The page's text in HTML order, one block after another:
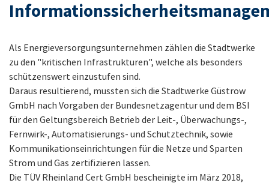
Als Energieversorgungsunternehmen zählen die Stadtwerke
zu den "kritischen Infrastrukturen", ‬welche als besonders
schützenswert‭ ‬einzustufen sind‭. ‬
Daraus resultierend‭, ‬mussten sich die Stadtwerke Güstrow
GmbH nach Vorgaben der Bundesnetzagentur und dem BSI
für den Geltungsbereich Betrieb der Leit‭-, ‬Überwachungs‭-,
‬Fernwirk‭-, ‬Automatisierungs‭- ‬und Schutztechnik‭, ‬sowie
Kommunikationseinrichtungen für die Netze und Sparten
Strom und Gas zertifizieren lassen‭. ‬
Die TÜV Rheinland Cert GmbH bescheinigte im März 2018‭,